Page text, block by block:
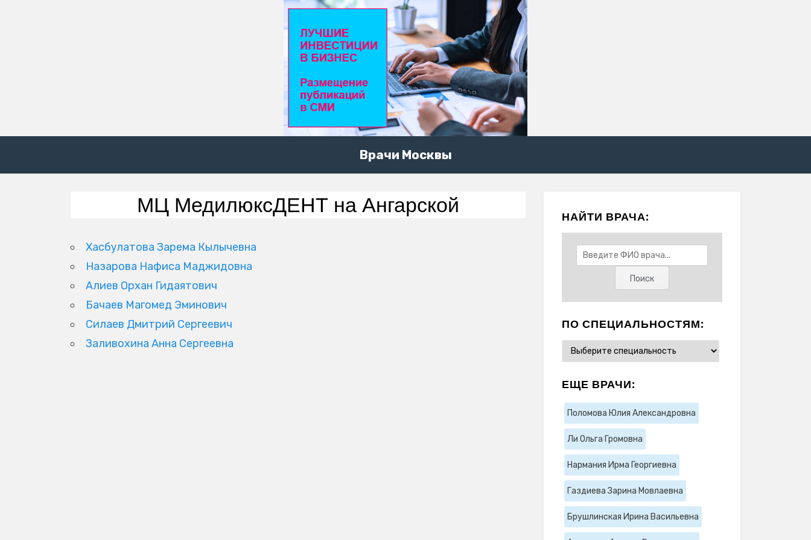
Врачи Москвы
МЦ МедилюксДЕНТ на Ангарской
Хасбулатова Зарема Кылычевна
Назарова Нафиса Маджидовна
Алиев Орхан Гидаятович
Бачаев Магомед Эминович
Силаев Дмитрий Сергеевич
Заливохина Анна Сергеевна
НАЙТИ ВРАЧА:
ПО СПЕЦИАЛЬНОСТЯМ:
ЕЩЕ ВРАЧИ:
Поломова Юлия Александровна
Ли Ольга Громовна
Нармания Ирма Георгиевна
Газдиева Зарина Мовлаевна
Брушлинская Ирина Васильевна